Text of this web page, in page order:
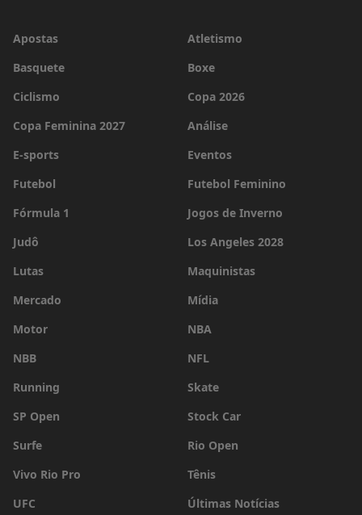
Apostas
Atletismo
Basquete
Boxe
Ciclismo
Copa 2026
Copa Feminina 2027
Análise
E-sports
Eventos
Futebol
Futebol Feminino
Fórmula 1
Jogos de Inverno
Judô
Los Angeles 2028
Lutas
Maquinistas
Mercado
Mídia
Motor
NBA
NBB
NFL
Running
Skate
SP Open
Stock Car
Surfe
Rio Open
Vivo Rio Pro
Tênis
UFC
Últimas Notícias